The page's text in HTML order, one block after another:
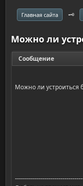
Главная сайта 🗝️
Можно ли
Сообщение
Можно ли устроиться